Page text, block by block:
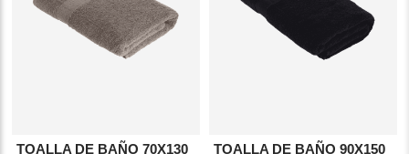
TOALLA DE BAÑO 70X130
TOALLA DE BAÑO 90X150